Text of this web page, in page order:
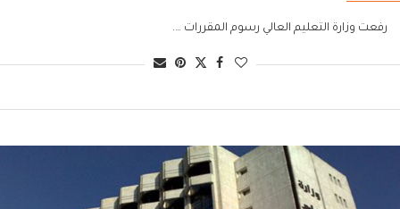
رفعت وزارة التعليم العالي رسوم المقررات ….